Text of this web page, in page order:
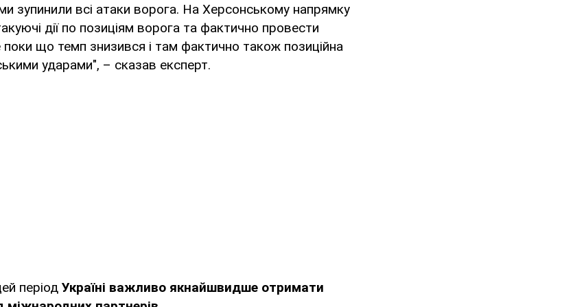
зупинили всі атаки ворога. На Херсонському напрямку
дії по позиціям ворога та фактично провести
поки що темп знизився і там фактично також позиційна
ударами", – сказав експерт.
період Україні важливо якнайшвидше отримати